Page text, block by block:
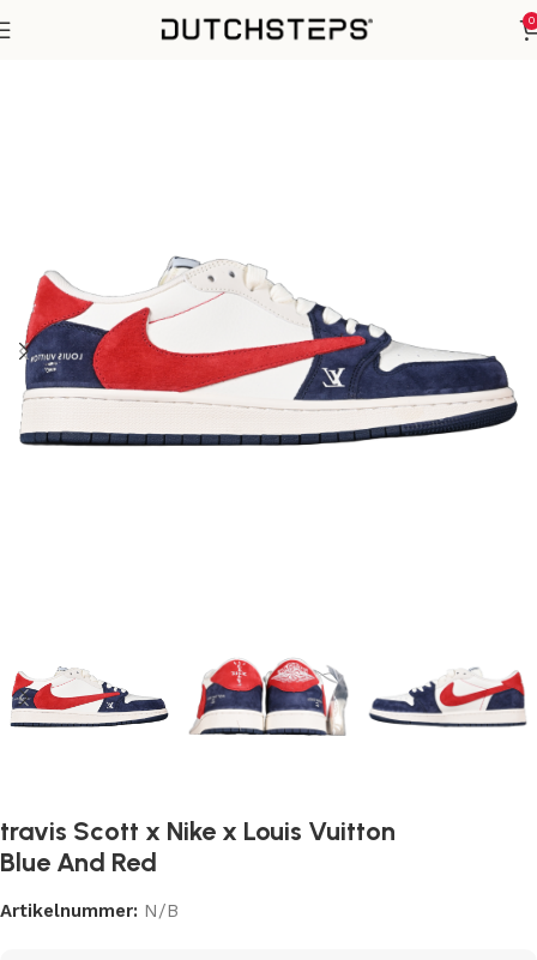
0
travis Scott x Nike x Louis Vuitton
Blue And Red
Artikelnummer: N/B